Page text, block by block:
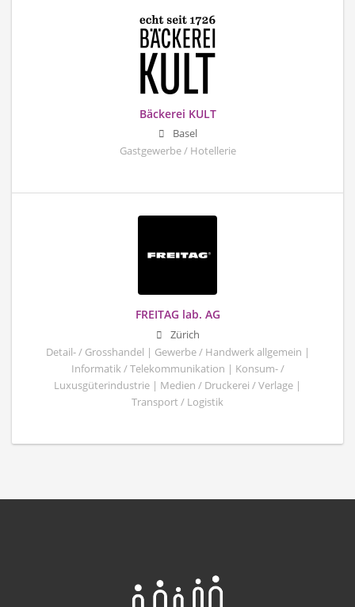
Bäckerei KULT
Basel
Gastgewerbe / Hotellerie
FREITAG lab. AG
Zürich
Detail- / Grosshandel | Gewerbe / Handwerk allgemein |
Informatik / Telekommunikation | Konsum- /
Luxusgüterindustrie | Medien / Druckerei / Verlage |
Transport / Logistik